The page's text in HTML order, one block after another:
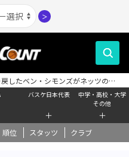
＞
バスケ日本代表
＋
中学・高校・大学
その他
＋
順位 スタッツ クラブ
戻したベン・シモンズがネッツのカ